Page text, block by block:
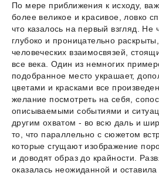
По мере приближения к исходу,
более великое и красивое, ловко
что казалось на первый взгляд. Не
глубоко и проницательно
человеческих взаимосвязей,
все века. Один из немногих
подобранное место украшает,
цветами и красками все
желание посмотреть на себя,
описываемыми событиями и
другим охватом - во всю даль и
то, что параллельно с сюжетом
которые сгущают изображение
и доводят образ до крайности.
оказалась неожиданной и